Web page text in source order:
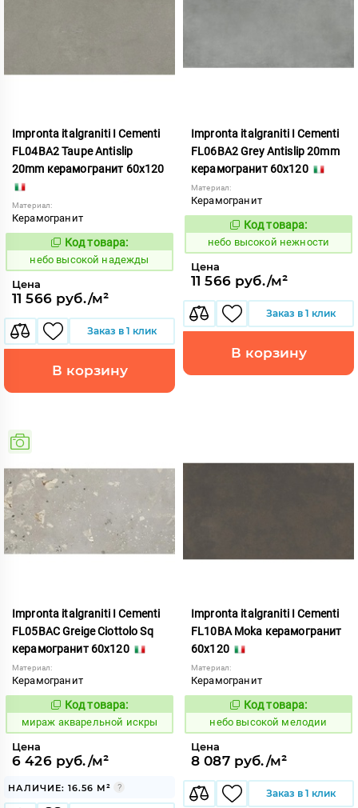
Impronta italgraniti I Cementi
FL04BA2 Taupe Antislip
20mm керамогранит 60x120
Материал:
Керамогранит
1111432
Код товара:
небо высокой надежды
Цена
11 566 руб./м²
Заказ в 1 клик
В корзину
Impronta italgraniti I Cementi
FL06BA2 Grey Antislip 20mm
керамогранит 60x120
Материал:
Керамогранит
1111433
Код товара:
небо высокой нежности
Цена
11 566 руб./м²
Заказ в 1 клик
В корзину
Impronta italgraniti I Cementi
FL05BAC Greige Ciottolo Sq
керамогранит 60x120
Материал:
Керамогранит
984409
Код товара:
мираж акварельной искры
Цена
6 426 руб./м²
НАЛИЧИЕ: 16.56 М²
Impronta italgraniti I Cementi
FL10BA Moka керамогранит
60x120
Материал:
Керамогранит
1111423
Код товара:
небо высокой мелодии
Цена
8 087 руб./м²
Заказ в 1 клик